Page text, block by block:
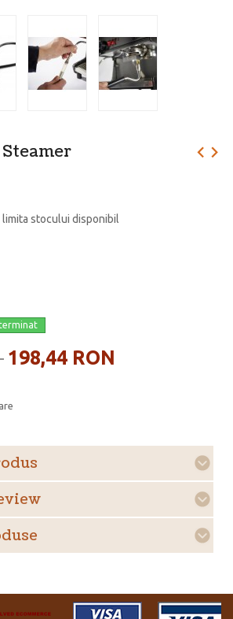
stocului disponibil
198,44 RON